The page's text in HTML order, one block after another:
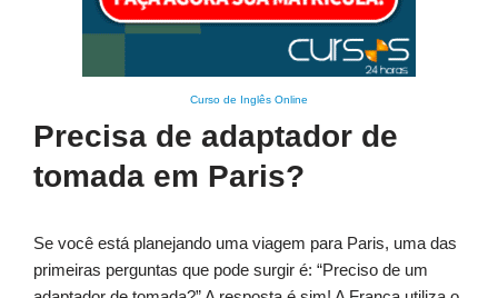
Curso de Inglês Online
Precisa de adaptador de
tomada em Paris?
Se você está planejando uma viagem para Paris, uma das
primeiras perguntas que pode surgir é: “Preciso de um